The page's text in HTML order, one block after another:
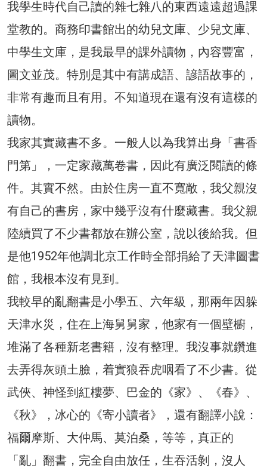
我學生時代自己讀的雜七雜八的東西遠遠超過課
堂教的。商務印書館出的幼兒文庫、少兒文庫、
中學生文庫，是我最早的課外讀物，內容豐富，
圖文並茂。特別是其中有講成語、諺語故事的，
非常有趣而且有用。不知道現在還有沒有這樣的
讀物。
我家其實藏書不多。一般人以為我算出身「書香
門第」，一定家藏萬卷書，因此有廣泛閱讀的條
件。其實不然。由於住房一直不寬敞，我父親沒
有自己的書房，家中幾乎沒有什麼藏書。我父親
陸續買了不少書都放在辦公室，說以後給我。但
是他1952年他調北京工作時全部捐給了天津圖書
館，我根本沒有見到。
我較早的亂翻書是小學五、六年級，那兩年因躲
天津水災，住在上海舅舅家，他家有一個壁櫥，
堆滿了各種新老書籍，沒有整理。我沒事就鑽進
去弄得灰頭土臉，着實狼吞虎咽看了不少書。從
武俠、神怪到紅樓夢、巴金的《家》、《春》、
《秋》，冰心的《寄小讀者》，還有翻譯小說：
福爾摩斯、大仲馬、莫泊桑，等等，真正的
「亂」翻書，完全自由放任，生吞活剝，沒人